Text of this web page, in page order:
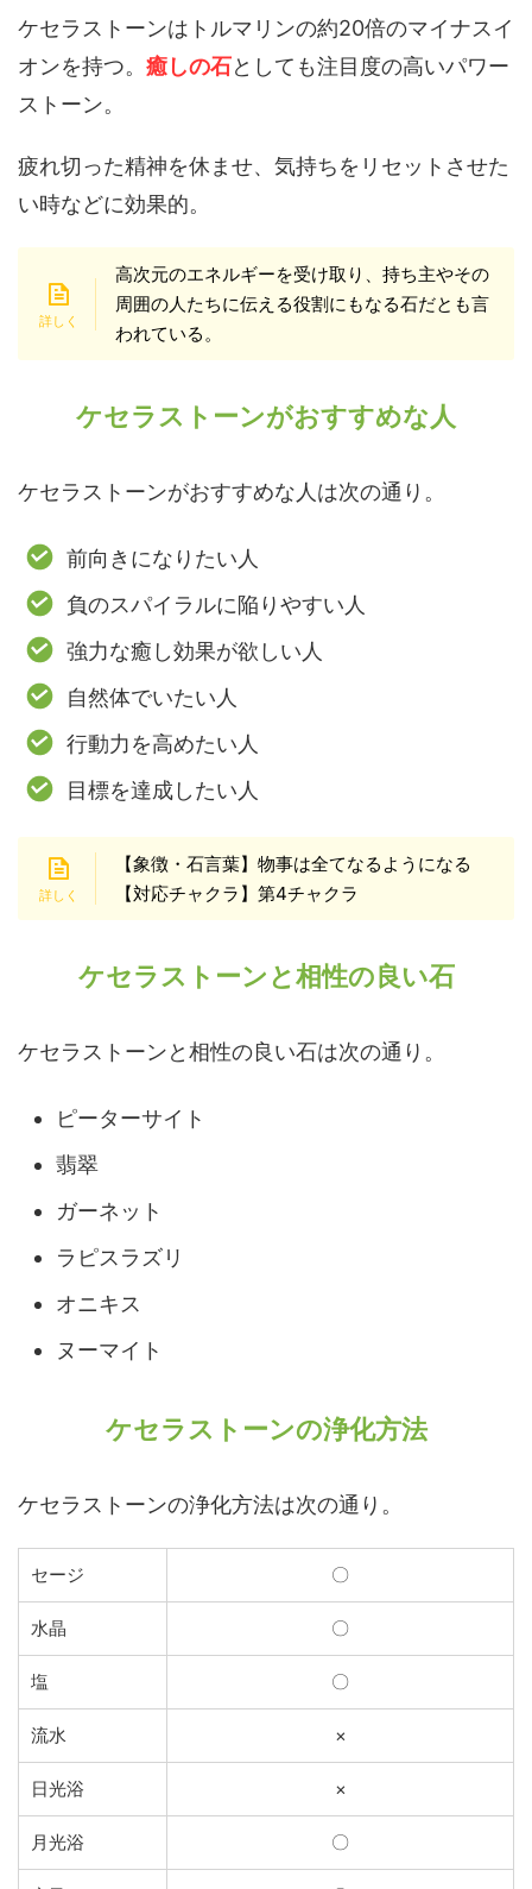
ケセラストーンはトルマリンの約20倍のマイナスイ
オンを持つ。 癒しの石としても注目度の高いパワー
ストーン。
疲れ切った精神を休ませ、気持ちをリセットさせた
い時などに効果的。
高次元のエネルギーを受け取り、持ち主やその
周囲の人たちに伝える役割にもなる石だとも言
われている。
ケセラストーンがおすすめな人
ケセラストーンがおすすめな人は次の通り。
前向きになりたい人
負のスパイラルに陥りやすい人
強力な癒し効果が欲しい人
自然体でいたい人
行動力を高めたい人
目標を達成したい人
【象徴・石言葉】物事は全てなるようになる
【対応チャクラ】第4チャクラ
ケセラストーンと相性の良い石
ケセラストーンと相性の良い石は次の通り。
ピーターサイト
翡翠
ガーネット
ラピスラズリ
オニキス
ヌーマイト
ケセラストーンの浄化方法
ケセラストーンの浄化方法は次の通り。
セージ 〇
水晶 〇
塩 〇
流水 ×
日光浴 ×
月光浴 〇